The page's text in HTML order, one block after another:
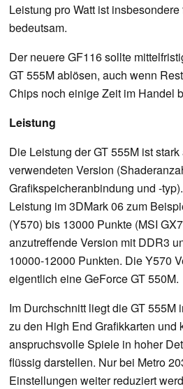
Leistung pro Watt ist
bedeutsam.
Der neuere GF116 sollte
GT 555M ablösen, auch wenn
Chips noch einige Zeit im Handel
Leistung
Die Leistung der GT 555M ist
verwendeten Version
Grafikspeicheranbindung und -
Leistung im 3DMark 06 zum
(Y570) bis 13000 Punkte (MSI
anzutreffende Version mit DDR3
10000-12000 Punkten. Die Y570
eigentlich eine GeForce GT 550M.
Im Durchschnitt liegt die GT 555M
zu den High End Grafikkarten und
anspruchsvolle Spiele in hoher
flüssig darstellen. Nur bei Metro
Einstellungen weiter reduziert